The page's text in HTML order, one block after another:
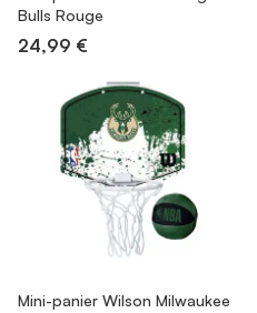
Bulls Rouge
24,99 €
Mini-panier Wilson Milwaukee